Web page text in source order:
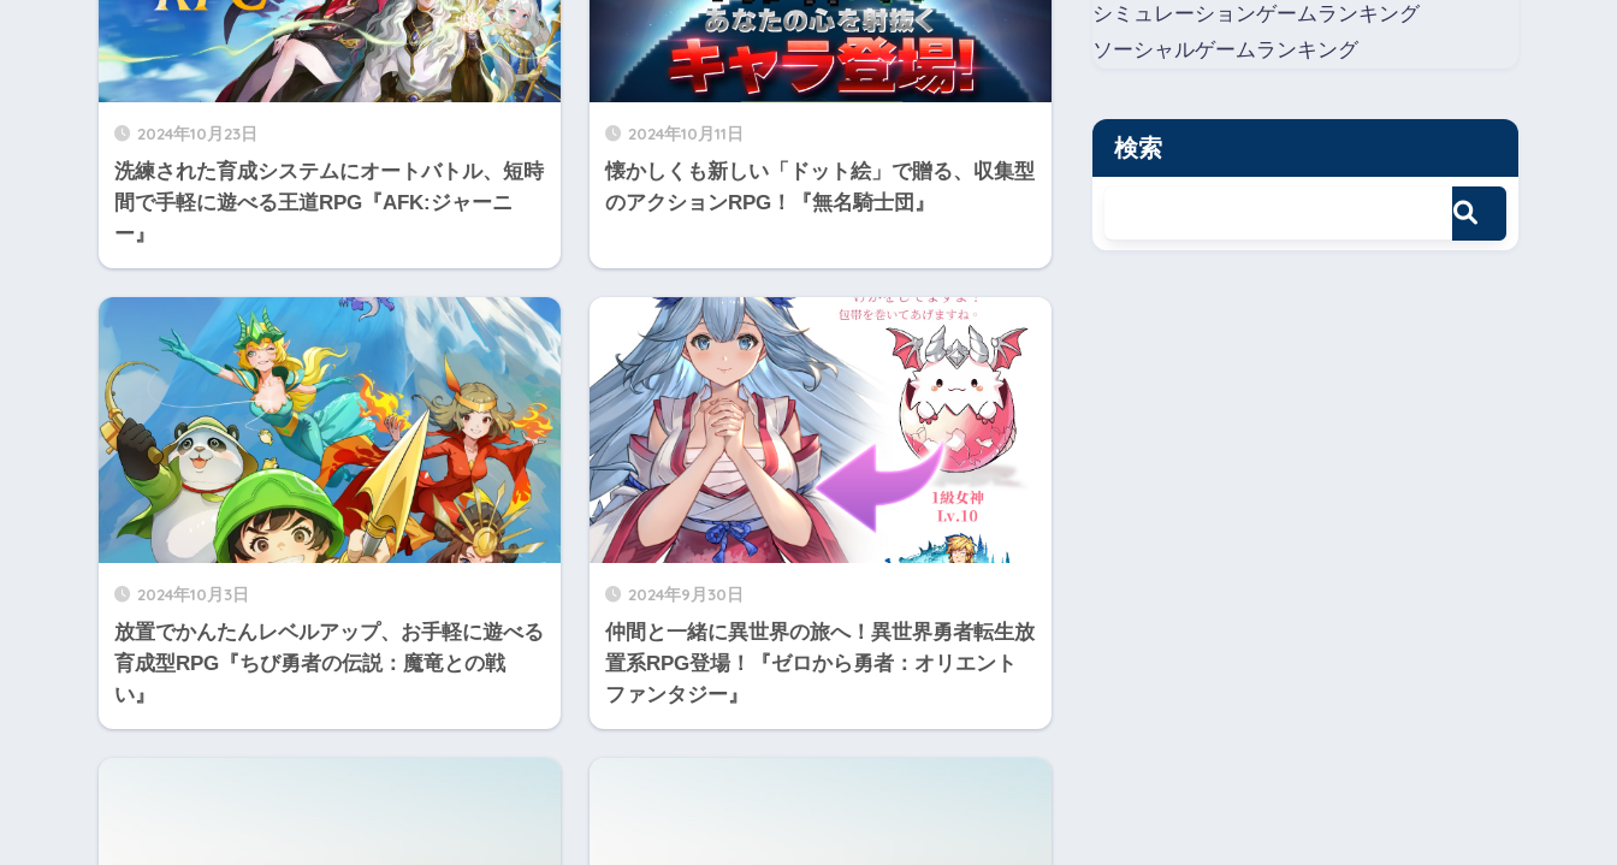
2024年10月23日
洗練された育成システムにオートバトル、短時
間で手軽に遊べる王道RPG『AFK:ジャーニ
ー』
2024年10月11日
懐かしくも新しい「ドット絵」で贈る、収集型
のアクションRPG！『無名騎士団』
2024年10月3日
放置でかんたんレベルアップ、お手軽に遊べる
育成型RPG『ちび勇者の伝説：魔竜との戦
い』
2024年9月30日
仲間と一緒に異世界の旅へ！異世界勇者転生放
置系RPG登場！『ゼロから勇者：オリエント
ファンタジー』
シミュレーションゲームランキング
ソーシャルゲームランキング
検索